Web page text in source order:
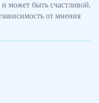
может быть счастливой.
от мнения